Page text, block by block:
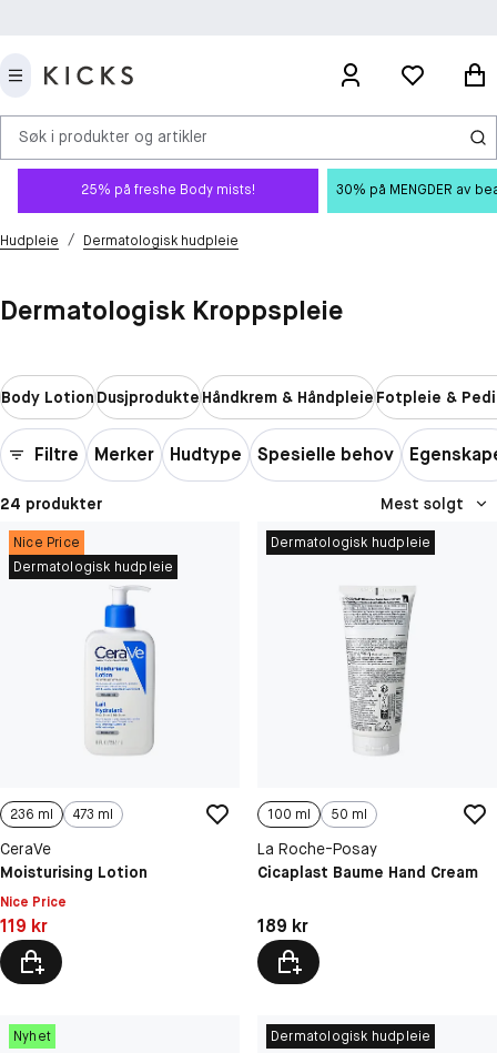
Søk i produkter og artikler
25% på freshe Body mists! 30% på MENGDER av
Hudpleie / Dermatologisk hudpleie
Dermatologisk Kroppspleie
Body LotionDusjprodukteHåndkrem & HåndpleieFotpleie &
Filtre Merker Hudtype Spesielle behov
24 produkter Mest solgt
Nice Price
Dermatologisk hudpleie
236 ml 473 ml
CeraVe
Moisturising Lotion
Nice Price
Pris: 119 kr
119 kr
Dermatologisk hudpleie
100 ml 50 ml
La Roche-Posay
Cicaplast Baume Hand Cream
Pris: 189 kr
189 kr
Nyhet Dermatologisk hudpleie